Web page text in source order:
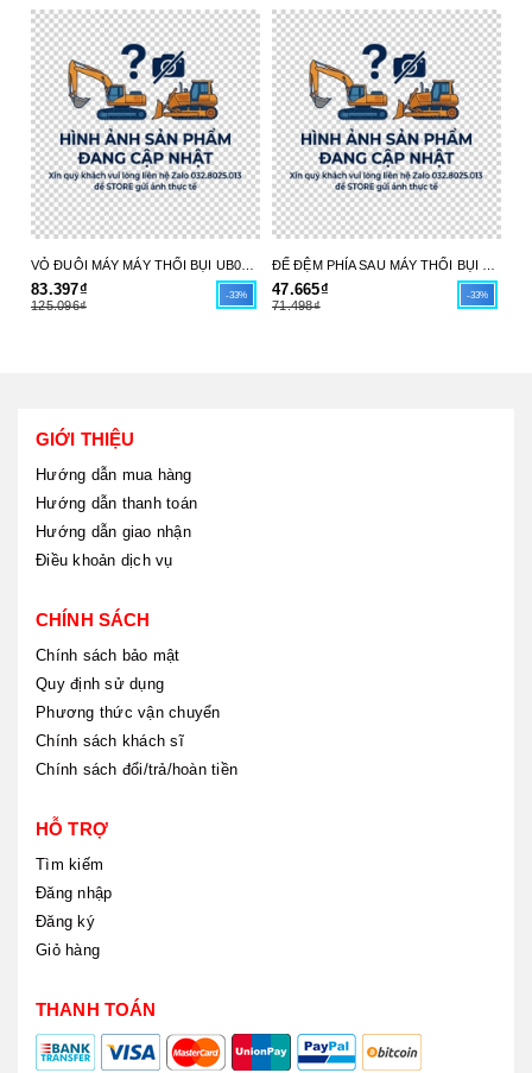
83.397₫
125.096₫
-33% 47.665₫
71.498₫
-33%
GIỚI THIỆU
Hướng dẫn mua hàng
Hướng dẫn thanh toán
Hướng dẫn giao nhận
Điều khoản dịch vụ
CHÍNH SÁCH
Chính sách bảo mật
Quy định sử dụng
Phương thức vận chuyển
Chính sách khách sĩ
Chính sách đổi/trả/hoàn tiền
HỖ TRỢ
Tìm kiếm
Đăng nhập
Đăng ký
Giỏ hàng
THANH TOÁN